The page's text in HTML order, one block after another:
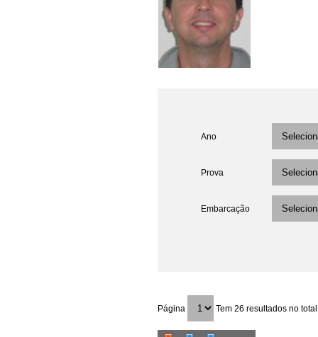
Ano
Prova
Embarcação
Página Tem 26 resultados no total